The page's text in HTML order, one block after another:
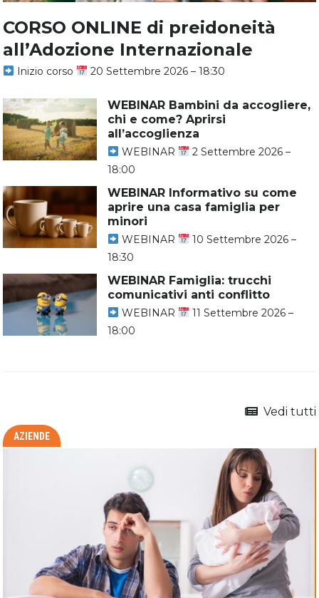
CORSO ONLINE di preidoneità
all’Adozione Internazionale
Inizio corso 20 Settembre 2026 – 18:30
WEBINAR Bambini da accogliere,
chi e come? Aprirsi
all’accoglienza
WEBINAR
2 Settembre 2026 –
18:00
WEBINAR Informativo su come
aprire una casa famiglia per
minori
WEBINAR
10 Settembre 2026 –
18:30
WEBINAR Famiglia: trucchi
comunicativi anti conflitto
WEBINAR
11 Settembre 2026 –
18:00
Vedi tutti
AZIENDE